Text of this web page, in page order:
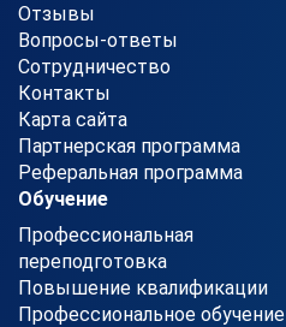
Отзывы
Вопросы-ответы
Сотрудничество
Контакты
Карта сайта
Партнерская программа
Реферальная программа
Обучение
Профессиональная
переподготовка
Повышение квалификации
Профессиональное обучение